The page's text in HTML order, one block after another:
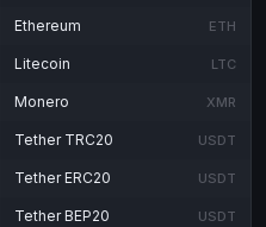
Ethereum ETH
Litecoin LTC
Monero XMR
Tether TRC20 USDT
Tether ERC20 USDT
Tether BEP20 USDT